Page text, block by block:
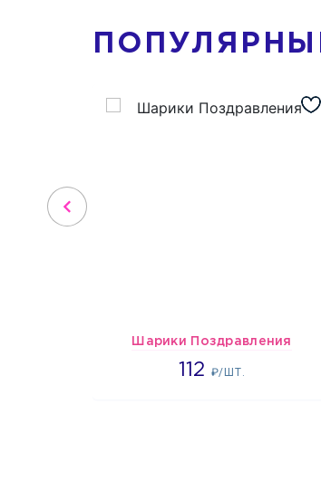
Шарики Поздравления
112 ₽/ШТ.
1718